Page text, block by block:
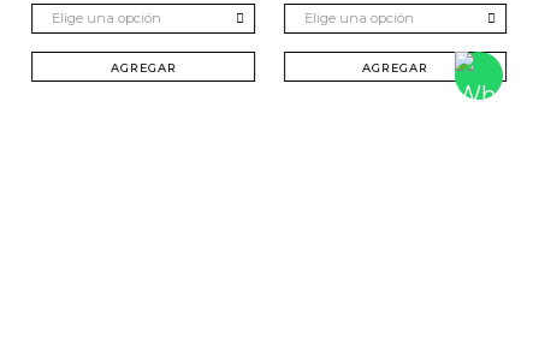
Elige una opción
AGREGAR
Elige una opción
AGREGAR